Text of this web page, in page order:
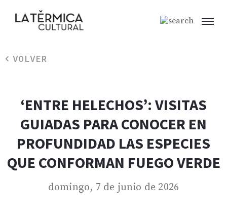
VOLVER
‘ENTRE HELECHOS’: VISITAS
GUIADAS PARA CONOCER EN
PROFUNDIDAD LAS ESPECIES
QUE CONFORMAN FUEGO VERDE
domingo, 7 de junio de 2026